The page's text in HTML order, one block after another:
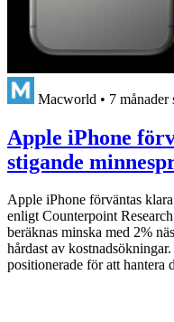
Macworld • 7 månader
Apple iPhone
stigande
Apple iPhone förväntas
enligt Counterpoint
beräknas minska med 2%
hårdast av
positionerade för att hantera